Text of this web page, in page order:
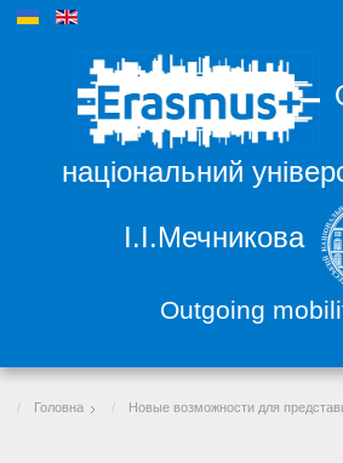
національний
І.І.Мечникова
Outgoing
Головна Новые возможности для